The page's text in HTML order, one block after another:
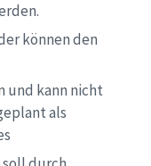
.
können den
und kann nicht
als